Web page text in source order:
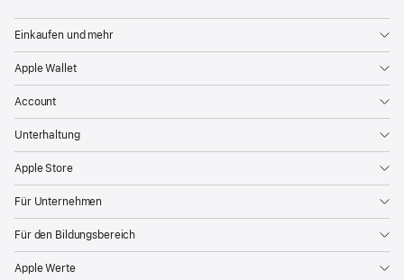
Einkaufen und mehr
Apple Wallet
Account
Unterhaltung
Apple Store
Für Unternehmen
Für den Bildungsbereich
Apple Werte